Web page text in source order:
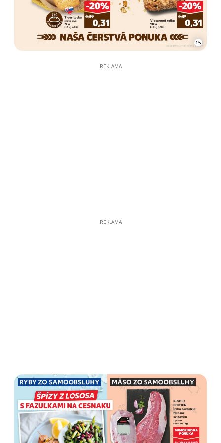
15
REKLAMA
REKLAMA